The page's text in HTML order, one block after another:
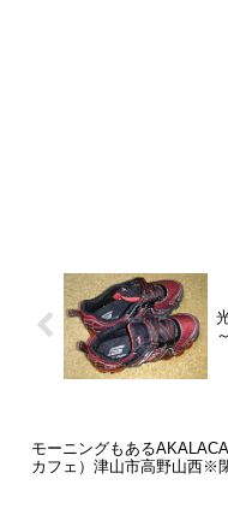
モーニングもある
カフェ）津山市高野山西※